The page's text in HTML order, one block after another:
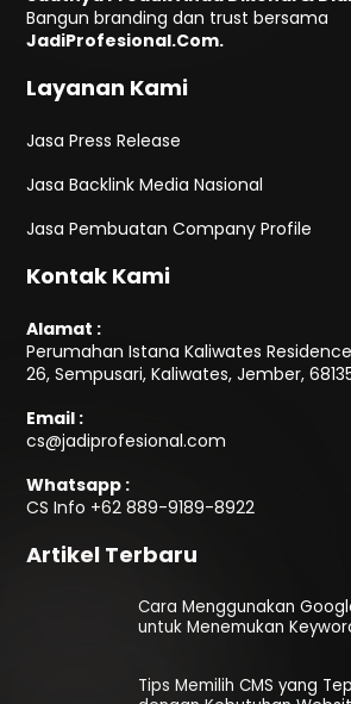
Bangun branding dan trust bersama
JadiProfesional.Com.
Layanan Kami
Jasa Press Release
Jasa Backlink Media Nasional
Jasa Pembuatan Company Profile
Kontak Kami
Alamat :
Perumahan Istana Kaliwates
26, Sempusari, Kaliwates, Jember,
Email :
cs@jadiprofesional.com
Whatsapp :
CS Info +62 889-9189-8922
Artikel Terbaru
Cara Menggunakan
untuk Menemukan
Tips Memilih CMS yang